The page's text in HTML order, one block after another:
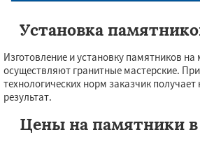
Установка
Изготовление и установку памятников
осуществляют гранитные мастерские.
технологических норм заказчик
результат.
Цены на памятники